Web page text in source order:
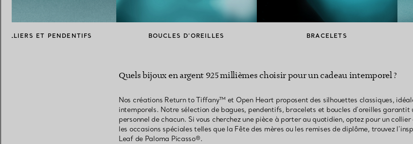
ET PENDENTIFS BOUCLES D’OREILLES BRACELETS
Quels bijoux en argent 925 millièmes choisir pour un cadeau intemporel ?
Nos créations Return to Tiffany™ et Open Heart proposent des silhouettes classiques,
intemporels. Notre sélection de bagues, pendentifs, bracelets et boucles d’oreilles garantit
personnel de chacun. Si vous cherchez une pièce à porter au quotidien, optez pour un
les occasions spéciales telles que la Fête des mères ou les remises de diplôme, trouvez
Leaf de Paloma Picasso®.